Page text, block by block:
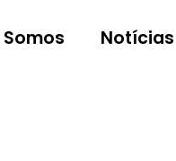
Notícias